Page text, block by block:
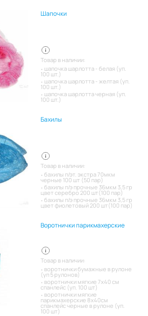
Шапочки
Товар в наличии:
шапочка шарлотта - белая (уп.
100 шт.)
шапочка шарлотта - желтая (уп.
100 шт.)
шапочка шарлотта черная (уп.
100 шт.)
Бахилы
Товар в наличии:
бахилы п/эт. экстра 70мкм
черные 100 шт (50 пар)
бахилы п/э прочные 36мкм 3,5 гр
цвет серебро 200 шт(100 пар)
бахилы п/э прочные 36мкм 3,5 гр
цвет фиолетовый 200 шт(100 пар)
Воротнички парикмахерские
Товар в наличии:
воротнички бумажные в рулоне
(уп 5 рулонов)
воротнички мягкие 7х40 см
спанлейс (уп. 100 шт)
воротнички мягкие
парикмахерские 8х40см
спанлейс черные в рулоне (уп.
100 шт)